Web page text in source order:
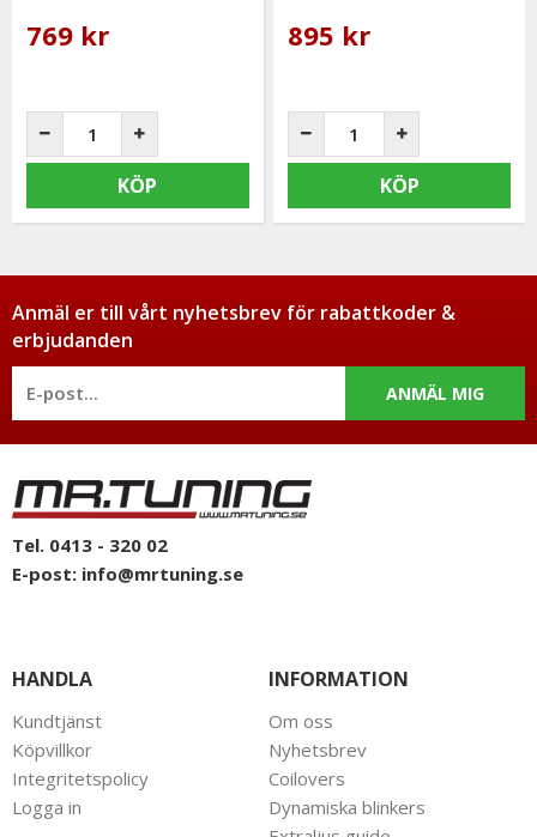
769 kr
KÖP
895 kr
KÖP
Anmäl er till vårt nyhetsbrev för rabattkoder &
erbjudanden
ANMÄL MIG
Tel. 0413 - 320 02
E-post: info@mrtuning.se
HANDLA
Kundtjänst
Köpvillkor
Integritetspolicy
Logga in
INFORMATION
Om oss
Nyhetsbrev
Coilovers
Dynamiska blinkers